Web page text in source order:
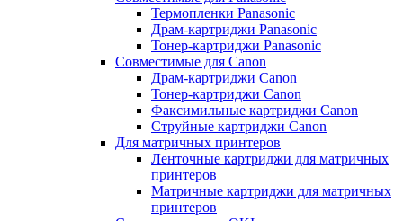
Термопленки Panasonic
Драм-картриджи Panasonic
Тонер-картриджи Panasonic
Совместимые для Canon
Драм-картриджи Canon
Тонер-картриджи Canon
Факсимильные картриджи Canon
Струйные картриджи Canon
Для матричных принтеров
Ленточные картриджи для матричных
принтеров
Матричные картриджи для матричных
принтеров